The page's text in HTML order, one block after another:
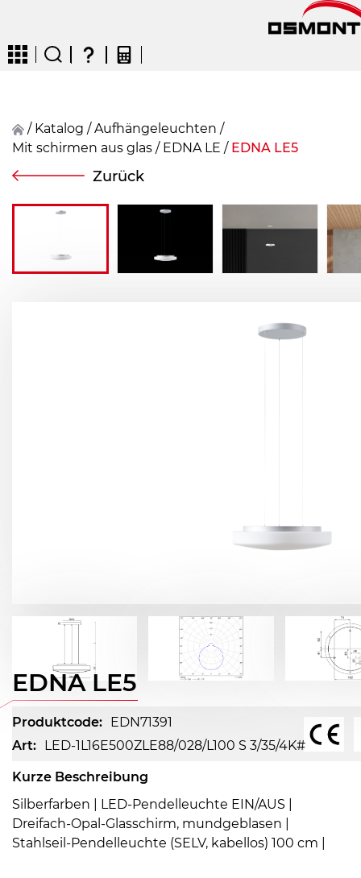
CZENDEFRFIN
/ Katalog / Aufhängeleuchten /
Mit schirmen aus glas / EDNA LE / EDNA LE5
Zurück
EDNA LE5
Produktcode: EDN71391
Art: LED-1L16E500ZLE88/028/L100 S 3/35/4K#
Kurze Beschreibung
Silberfarben | LED-Pendelleuchte EIN/AUS |
Dreifach-Opal-Glasschirm, mundgeblasen |
Stahlseil-Pendelleuchte (SELV, kabellos) 100 cm |